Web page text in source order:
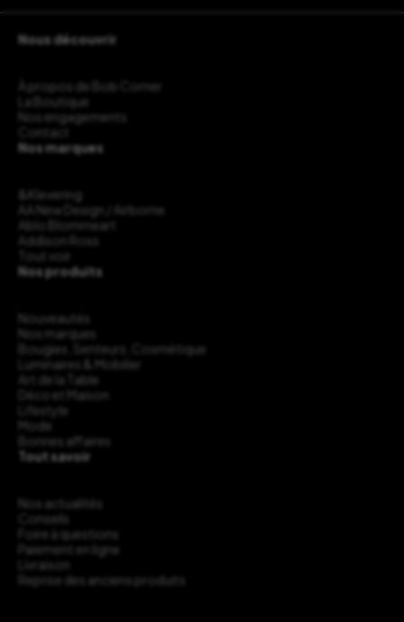
Nous découvrir
À propos de Bob Corner
La Boutique
Nos engagements
Contact
Nos marques
&Klevering
AA New Design / Airborne
Ablo Blommeart
Addison Ross
Tout voir
Nos produits
Nouveautés
Nos marques
Bougies, Senteurs, Cosmétique
Luminaires & Mobilier
Art de la Table
Déco et Maison
Lifestyle
Mode
Bonnes affaires
Tout savoir
Nos actualités
Conseils
Foire à questions
Paiement en ligne
Livraison
Reprise des anciens produits